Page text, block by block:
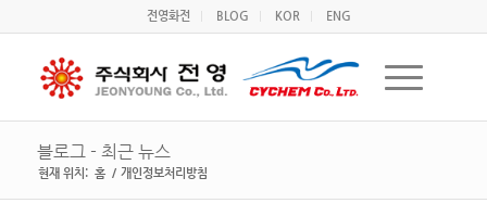
전영화전 BLOG KOR ENG
블로그 - 최근 뉴스
현재 위치: 홈 / 개인정보처리방침